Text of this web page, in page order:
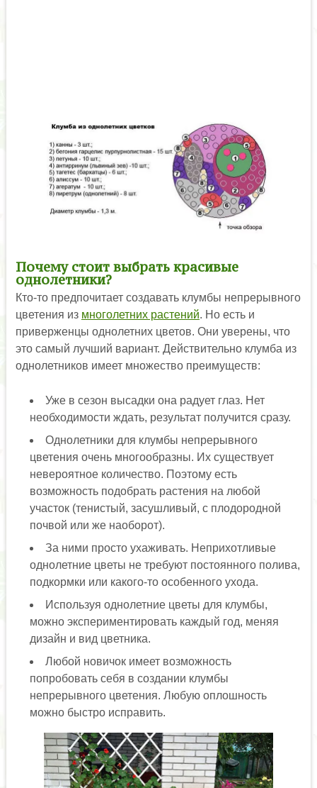
Почему стоит выбрать красивые
однолетники?
Кто-то предпочитает создавать клумбы непрерывного
цветения из многолетних растений. Но есть и
приверженцы однолетних цветов. Они уверены, что
это самый лучший вариант. Действительно клумба из
однолетников имеет множество преимуществ:
Уже в сезон высадки она радует глаз. Нет
необходимости ждать, результат получится сразу.
Однолетники для клумбы непрерывного
цветения очень многообразны. Их существует
невероятное количество. Поэтому есть
возможность подобрать растения на любой
участок (тенистый, засушливый, с плодородной
почвой или же наоборот).
За ними просто ухаживать. Неприхотливые
однолетние цветы не требуют постоянного полива,
подкормки или какого-то особенного ухода.
Используя однолетние цветы для клумбы,
можно экспериментировать каждый год, меняя
дизайн и вид цветника.
Любой новичок имеет возможность
попробовать себя в создании клумбы
непрерывного цветения. Любую оплошность
можно быстро исправить.